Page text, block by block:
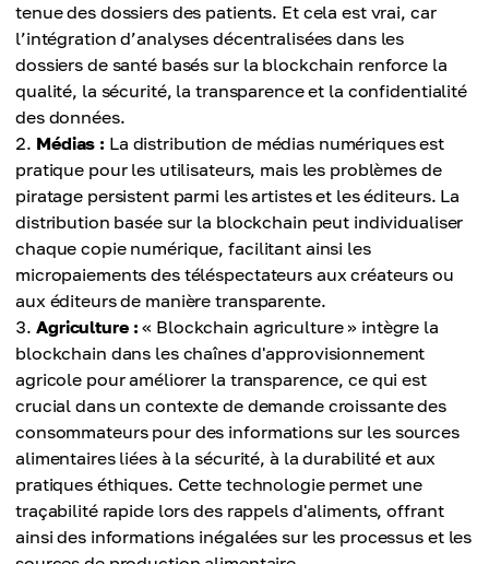
tenue des dossiers des patients. Et cela est vrai, car
l’intégration d’analyses décentralisées dans les
dossiers de santé basés sur la blockchain renforce la
qualité, la sécurité, la transparence et la confidentialité
des données.
Médias : La distribution de médias numériques est
pratique pour les utilisateurs, mais les problèmes de
piratage persistent parmi les artistes et les éditeurs. La
distribution basée sur la blockchain peut individualiser
chaque copie numérique, facilitant ainsi les
micropaiements des téléspectateurs aux créateurs ou
aux éditeurs de manière transparente.
Agriculture : « Blockchain agriculture » intègre la
blockchain dans les chaînes d'approvisionnement
agricole pour améliorer la transparence, ce qui est
crucial dans un contexte de demande croissante des
consommateurs pour des informations sur les sources
alimentaires liées à la sécurité, à la durabilité et aux
pratiques éthiques. Cette technologie permet une
traçabilité rapide lors des rappels d'aliments, offrant
ainsi des informations inégalées sur les processus et les